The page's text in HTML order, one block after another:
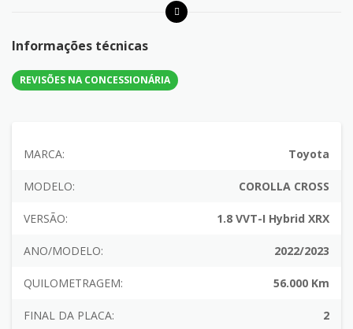
Informações técnicas
REVISÕES NA CONCESSIONÁRIA
MARCA: Toyota
MODELO: COROLLA CROSS
VERSÃO: 1.8 VVT-I Hybrid XRX
ANO/MODELO: 2022/2023
QUILOMETRAGEM: 56.000 Km
FINAL DA PLACA: 2